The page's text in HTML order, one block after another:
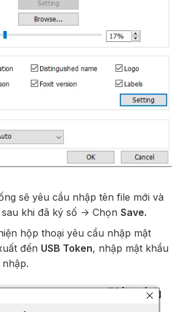
sẽ yêu cầu nhập tên file mới và
khi đã ký số -> Chọn Save.
hộp thoại yêu cầu nhập mật
đến USB Token, nhập mật khẩu